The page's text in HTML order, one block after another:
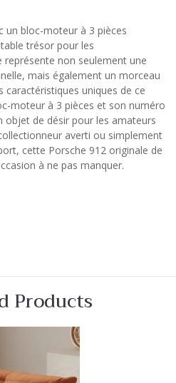
un bloc-moteur à 3 pièces
trésor pour les
non seulement une
mais également un morceau
caractéristiques uniques de ce
moteur à 3 pièces et son numéro
objet de désir pour les amateurs
averti ou simplement
cette Porsche 912 originale de
à ne pas manquer.
Products